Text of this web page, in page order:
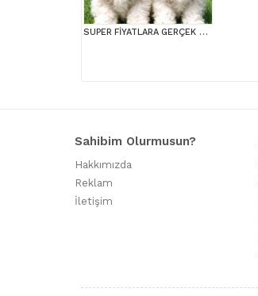
SUPER FİYATLARA GERÇEK MALTESE YAVRULAR
Sahibim Olurmusun?
Hakkımızda
Reklam
İletişim